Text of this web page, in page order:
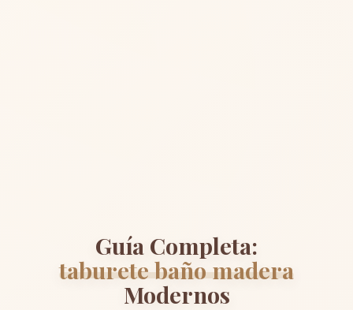
Guía Completa:
taburete baño madera
Modernos